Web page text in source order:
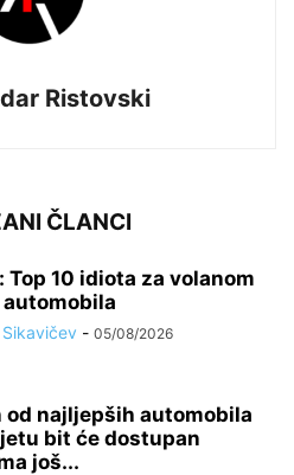
Ristovski
ČLANCI
Top 10 idiota za volanom
- 05/08/2026
od najljepših automobila
bit će dostupan
još...